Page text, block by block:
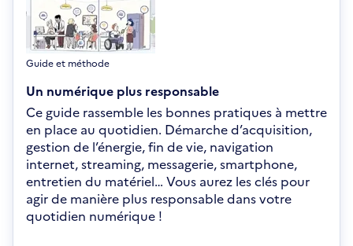
Guide et méthode
Un numérique plus responsable
Ce guide rassemble les bonnes pratiques à mettre
en place au quotidien. Démarche d’acquisition,
gestion de l’énergie, fin de vie, navigation
internet, streaming, messagerie, smartphone,
entretien du matériel… Vous aurez les clés pour
agir de manière plus responsable dans votre
quotidien numérique !